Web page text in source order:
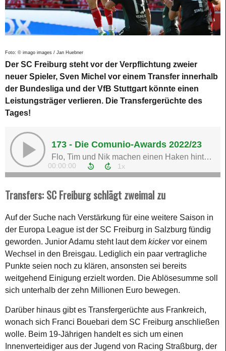
Foto: © imago images / Jan Huebner
Der SC Freiburg steht vor der Verpflichtung zweier
neuer Spieler, Sven Michel vor einem Transfer innerhalb
der Bundesliga und der VfB Stuttgart könnte einen
Leistungsträger verlieren. Die Transfergerüchte des
Tages!
Transfers: SC Freiburg schlägt zweimal zu
Auf der Suche nach Verstärkung für eine weitere Saison in
der Europa League ist der SC Freiburg in Salzburg fündig
geworden. Junior Adamu steht laut dem kickervor einem
Wechsel in den Breisgau. Lediglich ein paar vertragliche
Punkte seien noch zu klären, ansonsten sei bereits
weitgehend Einigung erzielt worden. Die Ablösesumme soll
sich unterhalb der zehn Millionen Euro bewegen.
Darüber hinaus gibt es Transfergerüchte aus Frankreich,
wonach sich Franci Bouebari dem SC Freiburg anschließen
wolle. Beim 19-Jährigen handelt es sich um einen
Innenverteidiger aus der Jugend von Racing Straßburg, der